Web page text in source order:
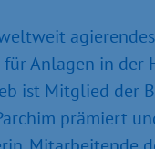
Anlagen in der
ist Mitglied
prämiert